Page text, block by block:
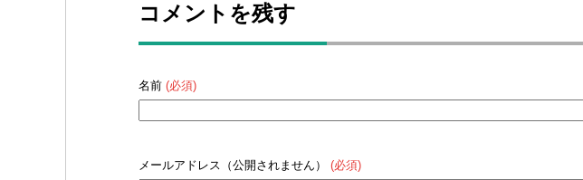
コメントを残す
名前 (必須)
メールアドレス（公開されません） (必須)